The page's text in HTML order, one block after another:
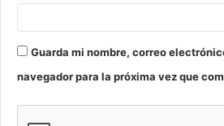
Guarda mi nombre, correo
navegador para la próxima vez que